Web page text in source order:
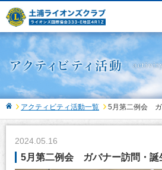
アクティビティ活動一覧 5月第二例会 ガ
2024.05.16
5月第二例会 ガバナー訪問・誕